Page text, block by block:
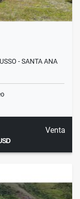
- SANTA ANA
Venta